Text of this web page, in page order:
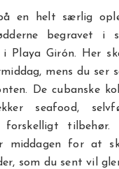
en helt særlig
begravet i
Playa Girón. Her
mens du ser
De cubanske
seafood,
forskelligt tilbehør.
middagen for at
som du sent vil